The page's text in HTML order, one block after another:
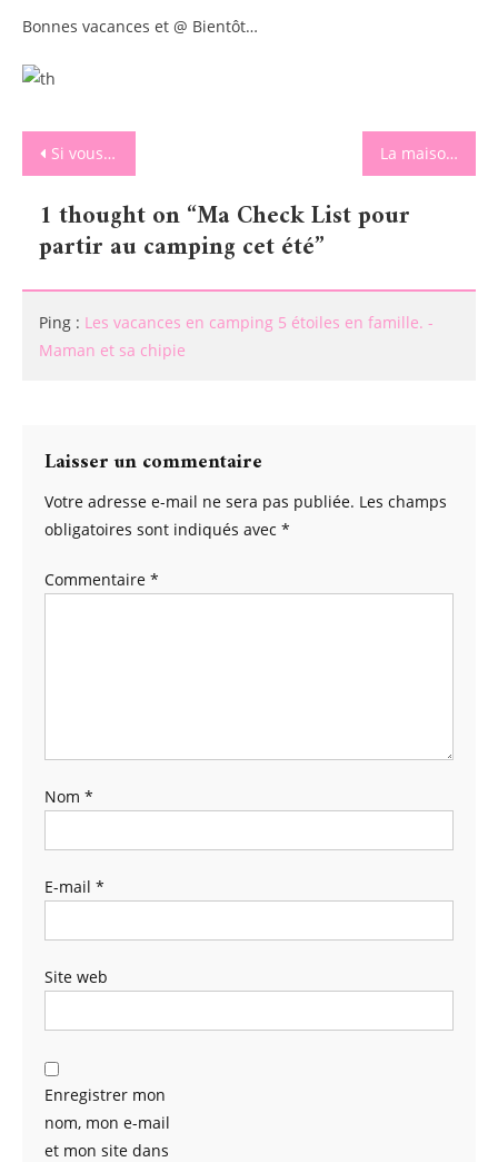
Bonnes vacances et @ Bientôt…
Navigation
de
l’article
Si vous aimez créer, vous aimerez la boutique Jeanne s’amuse. La maison d’autrefois de chipie aux énergies du futur
1 thought on “Ma Check List pour
partir au camping cet été”
Ping : Les vacances en camping 5 étoiles en famille. -
Maman et sa chipie
Laisser un commentaire
Votre adresse e-mail ne sera pas publiée. Les champs
obligatoires sont indiqués avec *
Commentaire *
Nom *
E-mail *
Site web
Enregistrer mon
nom, mon e-mail
et mon site dans